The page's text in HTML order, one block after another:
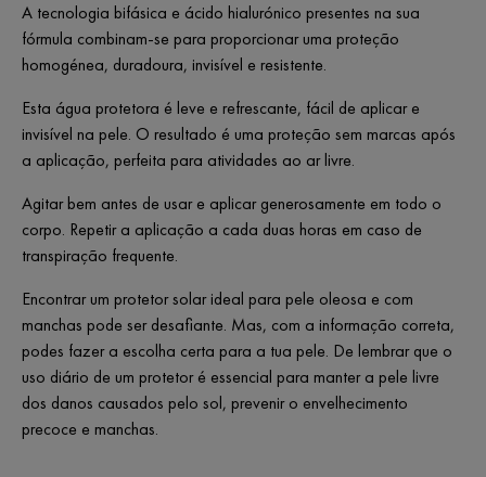
A tecnologia bifásica e ácido hialurónico presentes na sua
fórmula combinam-se para proporcionar uma proteção
homogénea, duradoura, invisível e resistente.
Esta água protetora é leve e refrescante, fácil de aplicar e
invisível na pele. O resultado é uma proteção sem marcas após
a aplicação, perfeita para atividades ao ar livre.
Agitar bem antes de usar e aplicar generosamente em todo o
corpo. Repetir a aplicação a cada duas horas em caso de
transpiração frequente.
Encontrar um protetor solar ideal para pele oleosa e com
manchas pode ser desafiante. Mas, com a informação correta,
podes fazer a escolha certa para a tua pele. De lembrar que o
uso diário de um protetor é essencial para manter a pele livre
dos danos causados pelo sol, prevenir o envelhecimento
precoce e manchas.